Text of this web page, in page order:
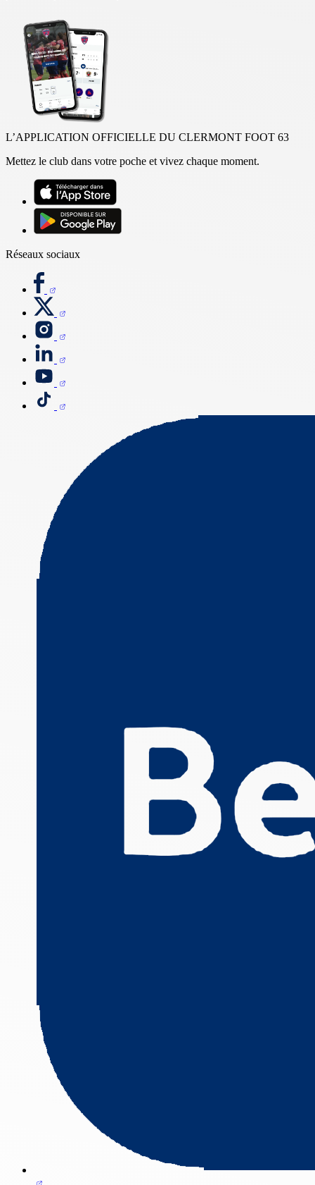
L’APPLICATION OFFICIELLE DU CLERMONT FOOT 63
Mettez le club dans votre poche et vivez chaque moment.
Réseaux sociaux